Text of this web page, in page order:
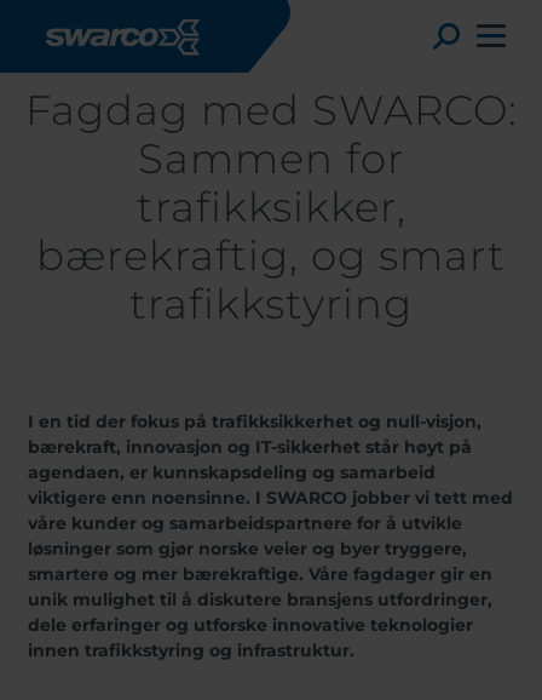
Toggle
Choose your country:
Africa
Albania
Austria
Armenia
Belgium
Bulgaria
Chile
Czech Republic
Finland
France
Germany
Fagdag med SWARCO:
Sammen for
trafikksikker,
bærekraftig, og smart
trafikkstyring
I en tid der fokus på trafikksikkerhet og null-visjon,
bærekraft, innovasjon og IT-sikkerhet står høyt på
agendaen, er kunnskapsdeling og samarbeid
viktigere enn noensinne. I SWARCO jobber vi tett med
våre kunder og samarbeidspartnere for å utvikle
løsninger som gjør norske veier og byer tryggere,
smartere og mer bærekraftige. Våre fagdager gir en
unik mulighet til å diskutere bransjens utfordringer,
dele erfaringer og utforske innovative teknologier
innen trafikkstyring og infrastruktur.